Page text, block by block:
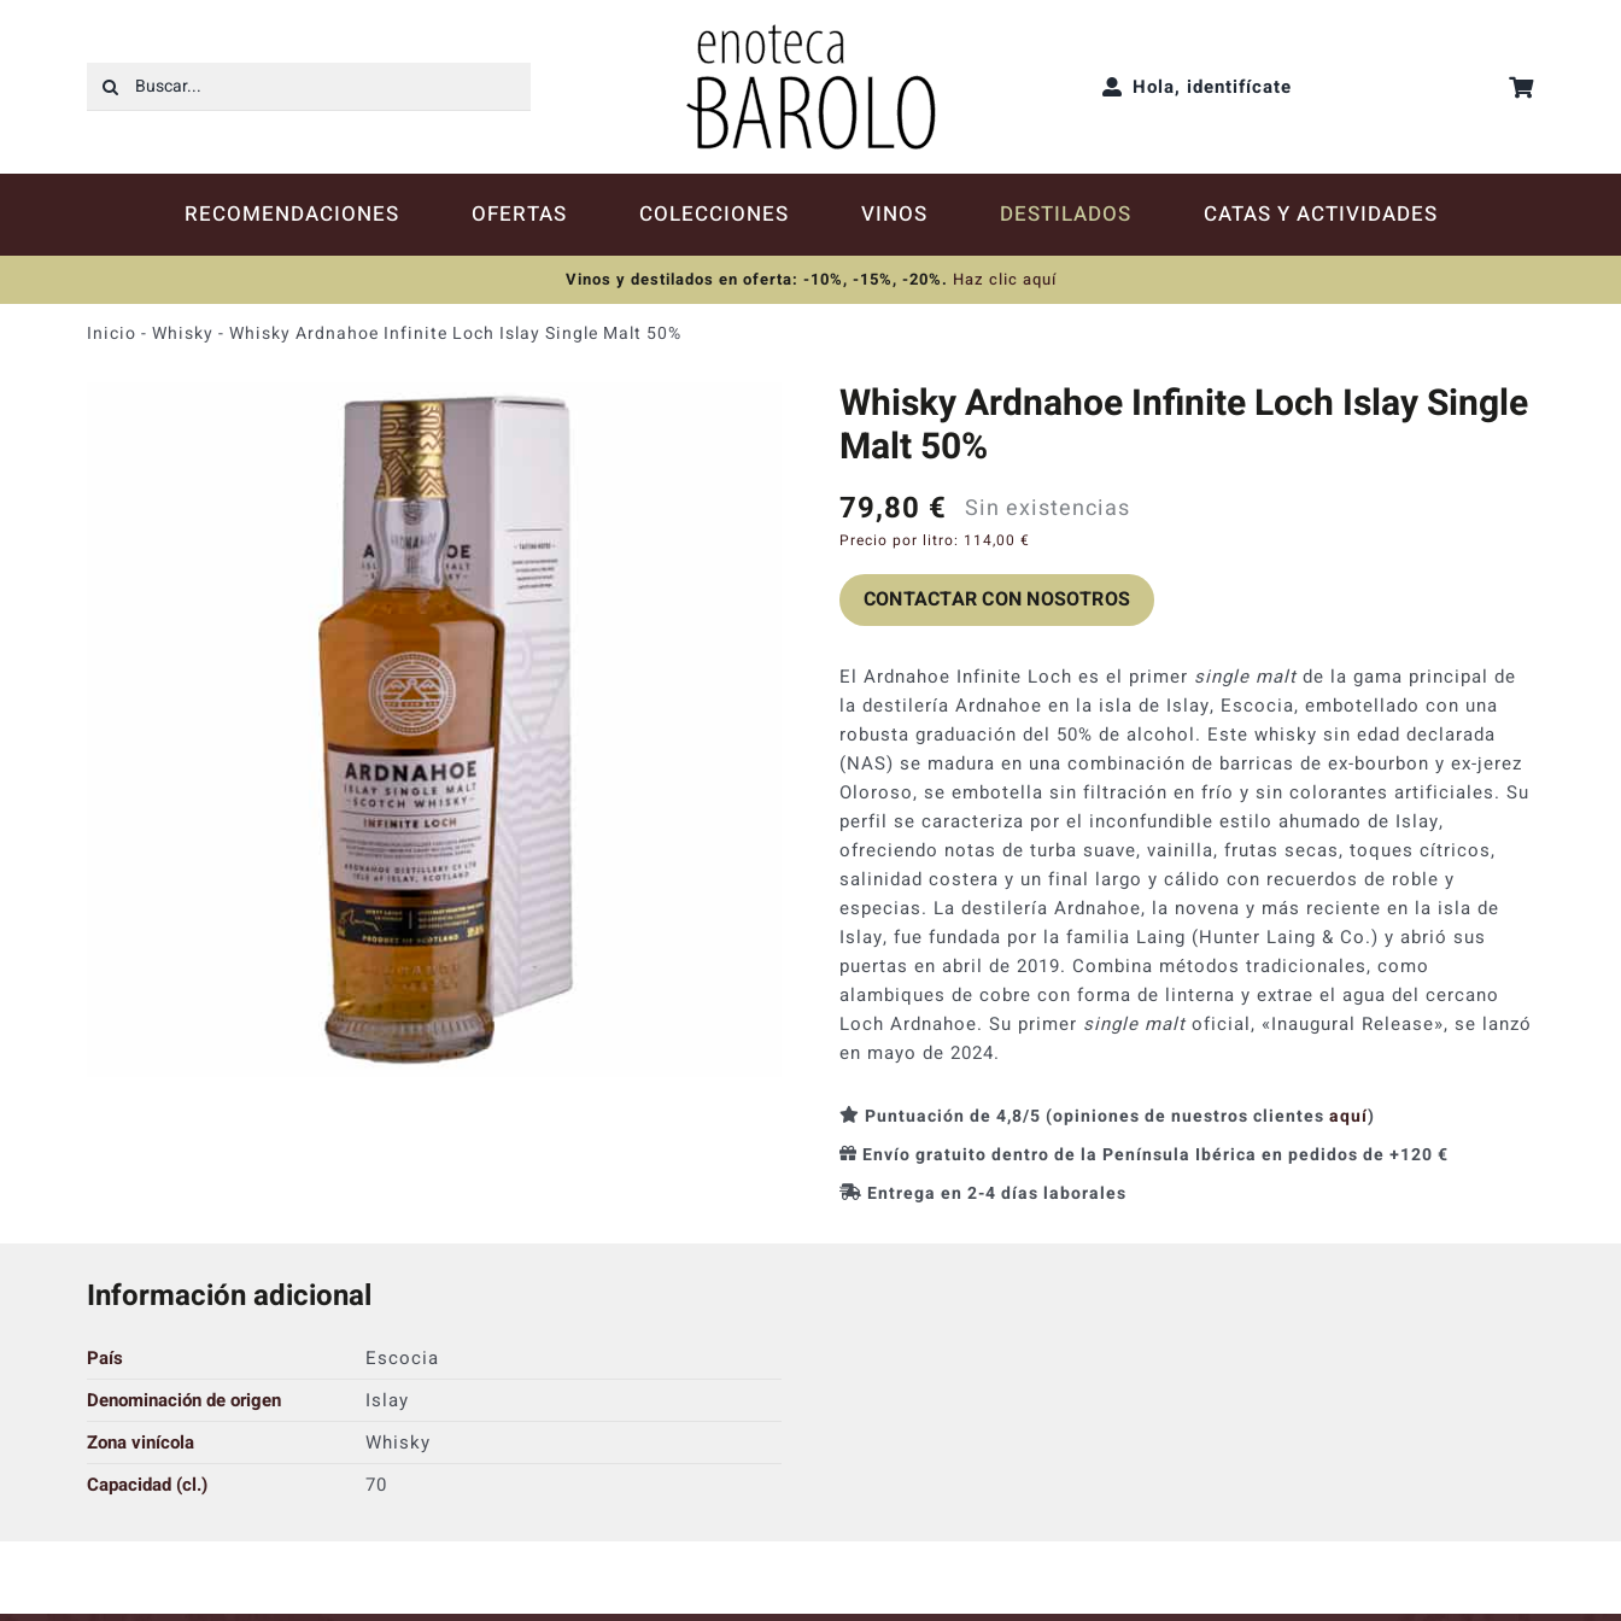
Buscar: Hola, identifícate
RECOMENDACIONES OFERTAS COLECCIONES VINOS DESTILADOS CATAS Y ACTIVIDADES
Vinos y destilados en oferta: -10%, -15%, -20%. Haz clic aquí
Inicio - Whisky - Whisky Ardnahoe Infinite Loch Islay Single Malt 50%
Whisky Ardnahoe Infinite Loch Islay Single
Malt 50%
79,80 € Sin existencias
Precio por litro: 114,00 €
CONTACTAR CON NOSOTROS
El Ardnahoe Infinite Loch es el primer single maltde la gama principal de
la destilería Ardnahoe en la isla de Islay, Escocia, embotellado con una
robusta graduación del 50% de alcohol. Este whisky sin edad declarada
(NAS) se madura en una combinación de barricas de ex-bourbon y ex-jerez
Oloroso, se embotella sin filtración en frío y sin colorantes artificiales. Su
perfil se caracteriza por el inconfundible estilo ahumado de Islay,
ofreciendo notas de turba suave, vainilla, frutas secas, toques cítricos,
salinidad costera y un final largo y cálido con recuerdos de roble y
especias. La destilería Ardnahoe, la novena y más reciente en la isla de
Islay, fue fundada por la familia Laing (Hunter Laing & Co.) y abrió sus
puertas en abril de 2019. Combina métodos tradicionales, como
alambiques de cobre con forma de linterna y extrae el agua del cercano
Loch Ardnahoe. Su primer single maltoficial, «Inaugural Release», se lanzó
en mayo de 2024.
Puntuación de 4,8/5 (opiniones de nuestros clientes aquí)
Envío gratuito dentro de la Península Ibérica en pedidos de +120 €
Entrega en 2-4 días laborales
Información adicional
País
Escocia
Denominación de origen
Islay
Zona vinícola
Whisky
Capacidad (cl.)
70